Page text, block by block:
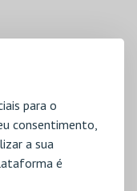
para o
consentimento,
a sua
é